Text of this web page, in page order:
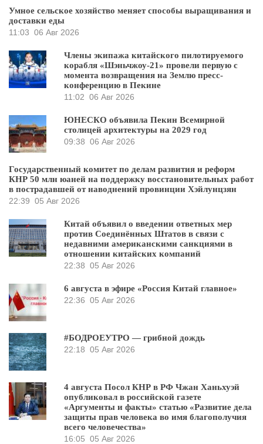
Умное сельское хозяйство меняет способы выращивания и
доставки еды
11:03 06 Авг 2026
Члены экипажа китайского пилотируемого
корабля «Шэньчжоу-21» провели первую с
момента возвращения на Землю пресс-
конференцию в Пекине
11:02 06 Авг 2026
ЮНЕСКО объявила Пекин Всемирной
столицей архитектуры на 2029 год
09:38 06 Авг 2026
Государственный комитет по делам развития и реформ
КНР 50 млн юаней на поддержку восстановительных работ
в пострадавшей от наводнений провинции Хэйлунцзян
22:39 05 Авг 2026
Китай объявил о введении ответных мер
против Соединённых Штатов в связи с
недавними американскими санкциями в
отношении китайских компаний
22:38 05 Авг 2026
6 августа в эфире «Россия Китай главное»
22:36 05 Авг 2026
#БОДРОЕУТРО — грибной дождь
22:18 05 Авг 2026
4 августа Посол КНР в РФ Чжан Ханьхуэй
опубликовал в российской газете
«Аргументы и факты» статью «Развитие дела
защиты прав человека во имя благополучия
всего человечества»
16:05 05 Авг 2026